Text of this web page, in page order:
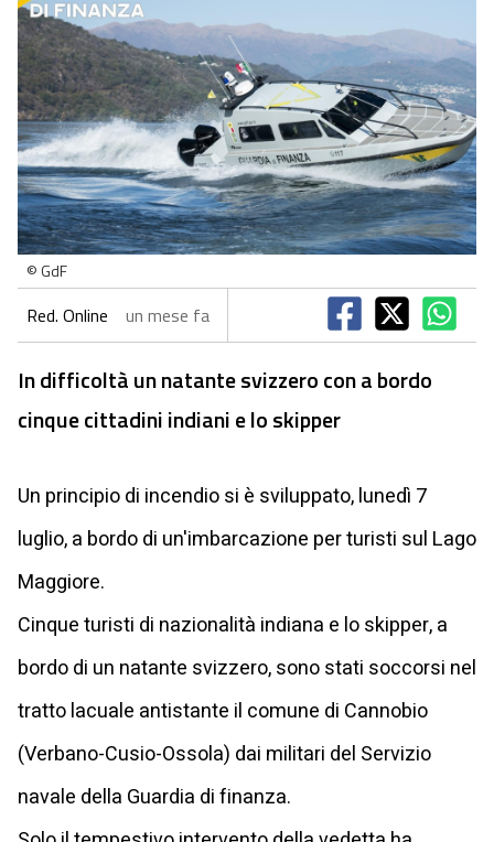
© GdF
Red. Online un mese fa
In difficoltà un natante svizzero con a bordo
cinque cittadini indiani e lo skipper
Un principio di incendio si è sviluppato, lunedì 7
luglio, a bordo di un'imbarcazione per turisti sul Lago
Maggiore.
Cinque turisti di nazionalità indiana e lo skipper, a
bordo di un natante svizzero, sono stati soccorsi nel
tratto lacuale antistante il comune di Cannobio
(Verbano-Cusio-Ossola) dai militari del Servizio
navale della Guardia di finanza.